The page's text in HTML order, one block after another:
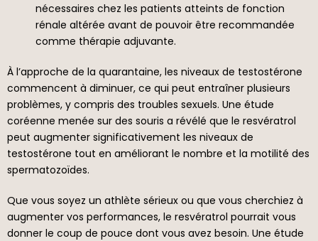
nécessaires chez les patients atteints de fonction
rénale altérée avant de pouvoir être recommandée
comme thérapie adjuvante.
À l’approche de la quarantaine, les niveaux de testostérone
commencent à diminuer, ce qui peut entraîner plusieurs
problèmes, y compris des troubles sexuels. Une étude
coréenne menée sur des souris a révélé que le resvératrol
peut augmenter significativement les niveaux de
testostérone tout en améliorant le nombre et la motilité des
spermatozoïdes.
Que vous soyez un athlète sérieux ou que vous cherchiez à
augmenter vos performances, le resvératrol pourrait vous
donner le coup de pouce dont vous avez besoin. Une étude